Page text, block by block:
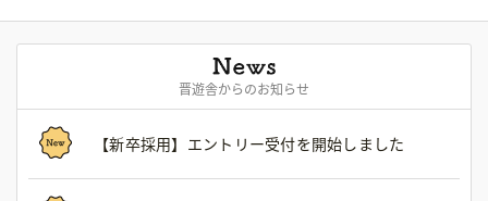
晋遊舎からのお知らせ
【新卒採用】エントリー受付を開始しました